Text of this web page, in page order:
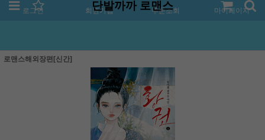
로그인 회원가입 주문조회 마이페이지
단발까까 로맨스
로맨스해외장편[신간]